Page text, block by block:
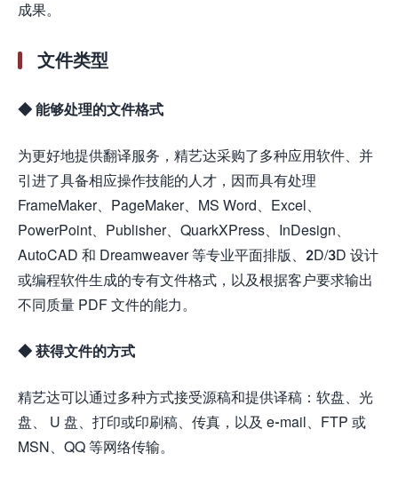
成果。
文件类型
◆ 能够处理的文件格式
为更好地提供翻译服务，精艺达采购了多种应用软件、并
引进了具备相应操作技能的人才，因而具有处理
FrameMaker、PageMaker、MS Word、Excel、
PowerPoint、Publisher、QuarkXPress、InDesign、
AutoCAD 和 Dreamweaver 等专业平面排版、2D/3D 设计
或编程软件生成的专有文件格式，以及根据客户要求输出
不同质量 PDF 文件的能力。
◆ 获得文件的方式
精艺达可以通过多种方式接受源稿和提供译稿：软盘、光
盘、 U 盘、打印或印刷稿、传真，以及 e-mail、FTP 或
MSN、QQ 等网络传输。